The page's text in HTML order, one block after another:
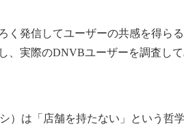
発信してユーザーの共感を得ら
、実際のDNVBユーザーを調査し
）は「店舗を持たない」という哲